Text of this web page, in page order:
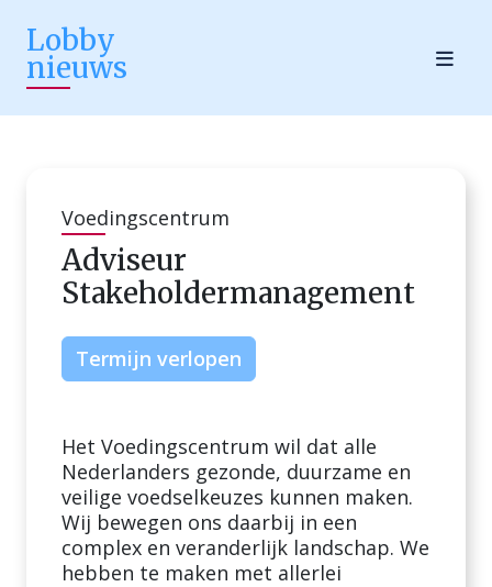
Lobby
nieuws
Voedingscentrum
Adviseur
Stakeholdermanagement
Termijn verlopen
Het Voedingscentrum wil dat alle
Nederlanders gezonde, duurzame en
veilige voedselkeuzes kunnen maken.
Wij bewegen ons daarbij in een
complex en veranderlijk landschap. We
hebben te maken met allerlei